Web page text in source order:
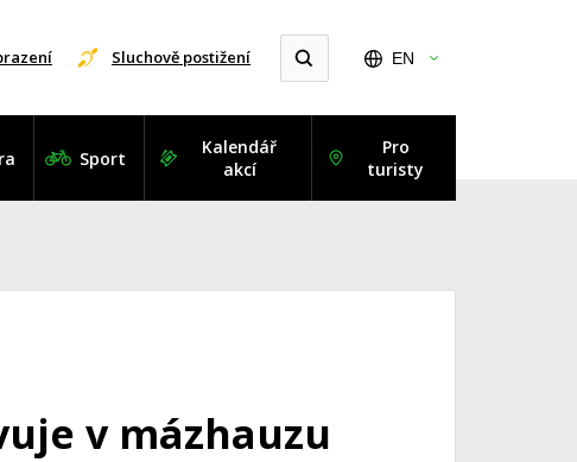
Sluchově postižení EN
Sport
Kalendář
akcí
Pro
turisty
v mázhauzu